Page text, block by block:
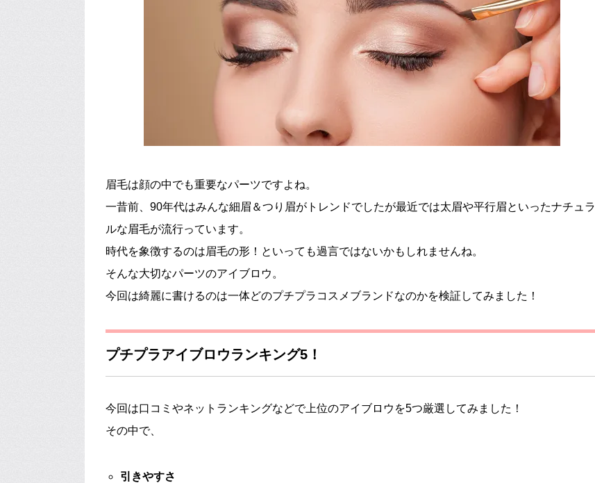
眉毛は顔の中でも重要なパーツですよね。
一昔前、90年代はみんな細眉＆つり眉がトレンドでしたが最近では太眉や平行眉といったナチュラ
ルな眉毛が流行っています。
時代を象徴するのは眉毛の形！といっても過言ではないかもしれませんね。
そんな大切なパーツのアイブロウ。
今回は綺麗に書けるのは一体どのプチプラコスメブランドなのかを検証してみました！
プチプラアイブロウランキング5！
今回は口コミやネットランキングなどで上位のアイブロウを5つ厳選してみました！
その中で、
引きやすさ